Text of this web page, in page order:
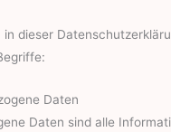
in dieser
Daten
Daten sind alle